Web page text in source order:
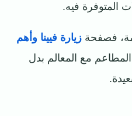
المتوفرة فيه.
فصفحة زيارة فيينا وأهم
مع المعالم بدل